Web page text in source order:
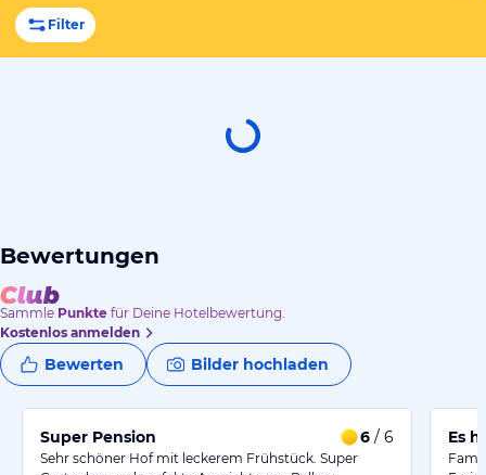
Filter
Bewertungen
Sammle Punkte für Deine Hotelbewertung.
Kostenlos anmelden
Bewerten Bilder hochladen
Super Pension 6 / 6
Sehr schöner Hof mit leckerem Frühstück. Super
Es